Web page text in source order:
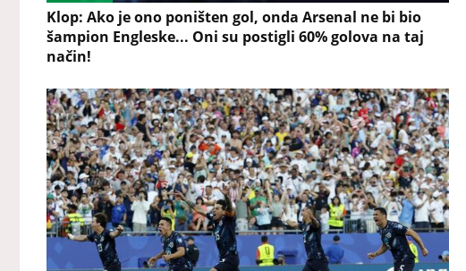
Klop: Ako je ono poništen gol, onda Arsenal ne bi bio
šampion Engleske... Oni su postigli 60% golova na taj
način!